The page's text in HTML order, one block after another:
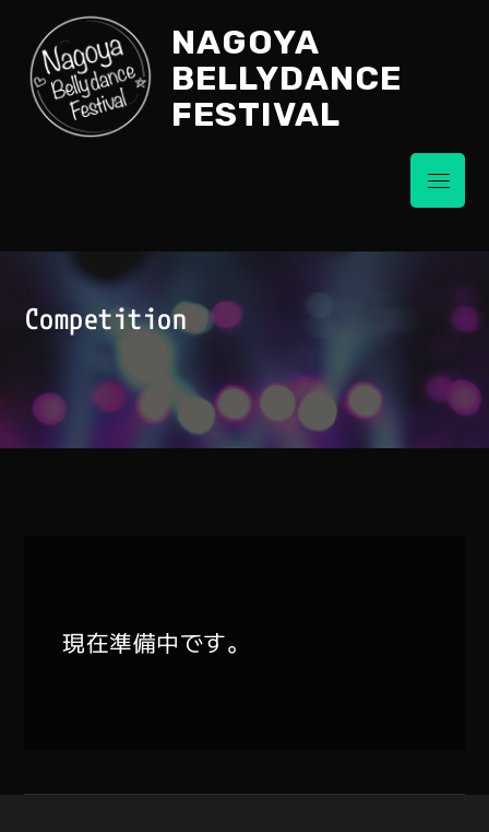
content
NAGOYA
BELLYDANCE
FESTIVAL
Menu
Competition
現在準備中です。